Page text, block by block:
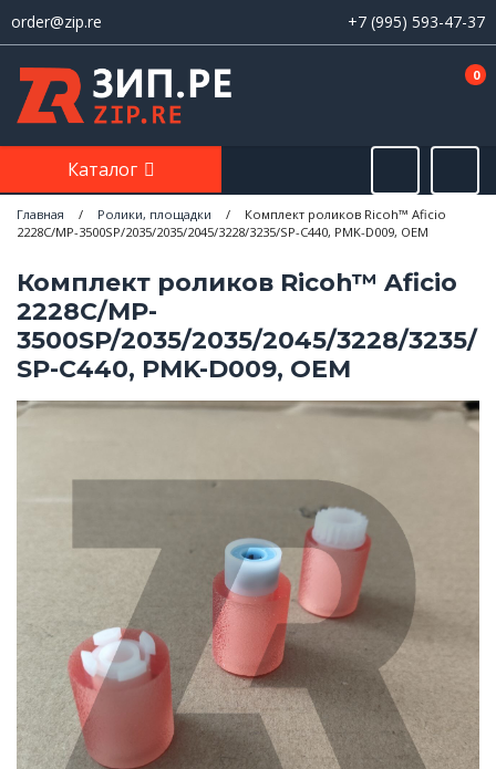
order@zip.re +7 (995) 593-47-37
0
Каталог
Главная / Ролики, площадки /
Комплект роликов Ricoh™ Aficio
2228C/MP-3500SP/2035/2035/2045/3228/3235/SP-С440, PMK-D009, ОЕМ
Комплект роликов Ricoh™ Aficio
2228C/MP-
3500SP/2035/2035/2045/3228/3235/
SP-С440, PMK-D009, ОЕМ